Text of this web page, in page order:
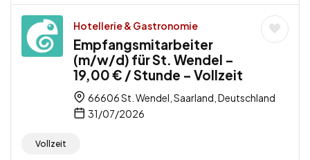
Hotellerie & Gastronomie
Empfangsmitarbeiter
(m/w/d) für St. Wendel –
19,00 € / Stunde – Vollzeit
66606 St. Wendel, Saarland, Deutschland
31/07/2026
Vollzeit